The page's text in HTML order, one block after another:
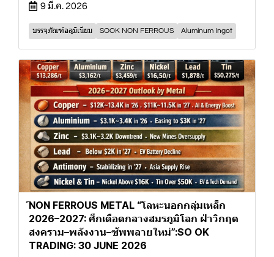
9 มี.ค. 2026
บรรจุภัณฑ์อลูมิเนียม SOOK NON FERROUS Aluminum Ingot
์NON FERROUS METAL “โลหะนอกกลุ่มเหล็ก
2026–2027: ศึกเดือดกลางสมรภูมิโลก ฝ่าวิกฤต
สงคราม–พลังงาน–ซัพพลายใหม่”:SO OK
TRADING: 30 JUNE 2026